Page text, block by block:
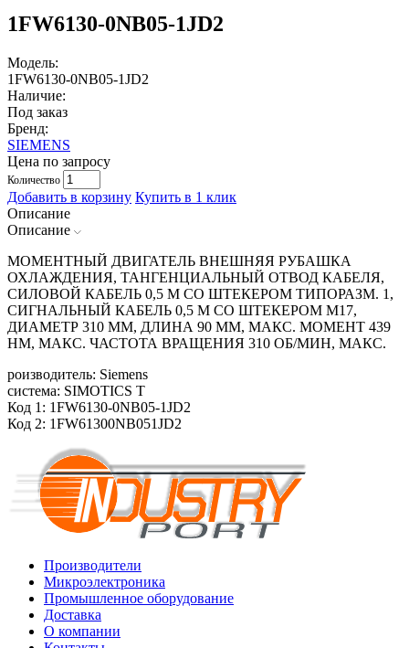
1FW6130-0NB05-1JD2
Модель:
1FW6130-0NB05-1JD2
Наличие:
Под заказ
Бренд:
SIEMENS
Цена по запросу
Количество
Добавить в корзину Купить в 1 клик
Описание
Описание
МОМЕНТНЫЙ ДВИГАТЕЛЬ ВНЕШНЯЯ РУБАШКА
ОХЛАЖДЕНИЯ, ТАНГЕНЦИАЛЬНЫЙ ОТВОД КАБЕЛЯ,
СИЛОВОЙ КАБЕЛЬ 0,5 М СО ШТЕКЕРОМ ТИПОРАЗМ. 1,
СИГНАЛЬНЫЙ КАБЕЛЬ 0,5 М СО ШТЕКЕРОМ M17,
ДИАМЕТР 310 ММ, ДЛИНА 90 ММ, МАКС. МОМЕНТ 439
HM, МАКС. ЧАСТОТА ВРАЩЕНИЯ 310 ОБ/МИН, МАКС.
роизводитель: Siemens
система: SIMOTICS T
Код 1: 1FW6130-0NB05-1JD2
Код 2: 1FW61300NB051JD2
Производители
Микроэлектроника
Промышленное оборудование
Доставка
О компании